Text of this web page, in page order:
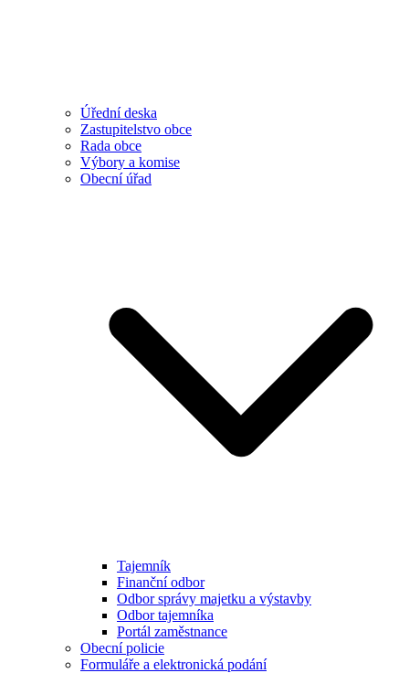
Úřední deska
Zastupitelstvo obce
Rada obce
Výbory a komise
Obecní úřad
Tajemník
Finanční odbor
Odbor správy majetku a výstavby
Odbor tajemníka
Portál zaměstnance
Obecní policie
Formuláře a elektronická podání